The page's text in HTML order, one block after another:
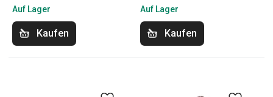
Auf Lager
Kaufen
Auf Lager
Kaufen